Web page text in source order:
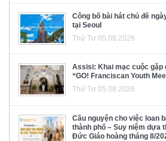
Công bố bài hát chủ đề
tại Seoul
Thứ Tư 05.08.2026
Assisi: Khai mạc cuộc gặp
“GO! Franciscan Youth
Thứ Tư 05.08.2026
Cầu nguyện cho việc loan
thành phố – Suy niệm dựa
Đức Giáo hoàng tháng 8/